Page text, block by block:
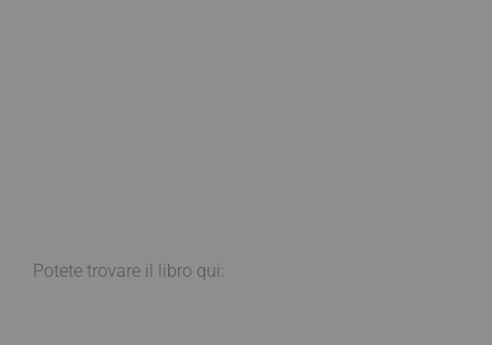
Potete trovare il libro qui: